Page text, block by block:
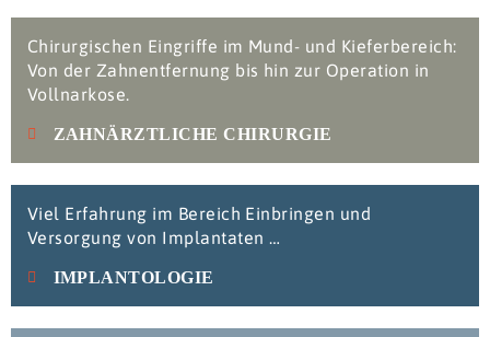
Chirurgischen Eingriffe im Mund- und Kieferbereich:
Von der Zahnentfernung bis hin zur Operation in
Vollnarkose.
ZAHNÄRZTLICHE CHIRURGIE
Viel Erfahrung im Bereich Einbringen und
Versorgung von Implantaten …
IMPLANTOLOGIE